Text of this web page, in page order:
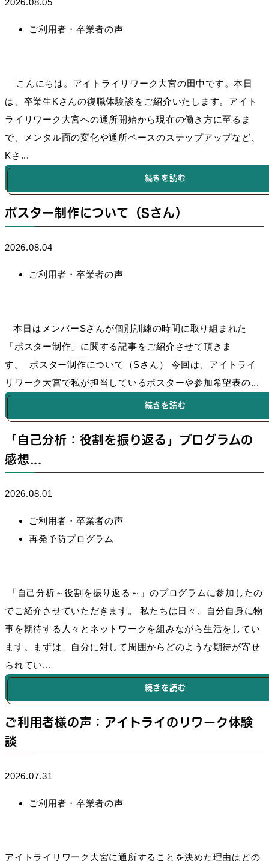
2026.08.05
ご利用者・卒業者の声
こんにちは。アイトライリワーク大宮の田中です。本日
は、卒業生Kさんの復職体験談をご紹介いたします。アイト
ライリワーク大宮への通所開始から現在の働き方に至るま
で、メンタル面の変化や通所ペースのステップアップなど、
Kさ...
続きを読む
ポスター制作について（Sさん）
2026.08.04
ご利用者・卒業者の声
本日はメンバーSさんが個別訓練の時間に取り組まれた
「ポスター制作」に関する記事をご紹介させて頂きま
す。 ポスター制作について（Sさん） 今回は、アイトライ
リワーク大宮で私が担当しているポスターや参加希望表の...
続きを読む
「自己分析：役割を振り返る」プログラムの
感想...
2026.08.01
ご利用者・卒業者の声
再発予防プログラム
「自己分析～役割を振り返る～」のプログラムに参加したの
でご紹介させていただきます。 私たちは日々、自分自身に物
事を期待する人々とネットワークを組みながら生活をしてい
ます。まずは、自分に対して周囲からどのような期待が寄せ
られてい...
続きを読む
ご利用者様の声：アイトライのリワーク体験
談
2026.07.31
ご利用者・卒業者の声
アイトライリワーク大宮に通所することを決めた理由はどの